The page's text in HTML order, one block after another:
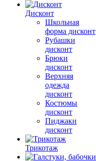
Дисконт
Школьная
форма дисконт
Рубашки
дисконт
Брюки
дисконт
Верхняя
одежда
дисконт
Костюмы
дисконт
Пиджаки
дисконт
Трикотаж